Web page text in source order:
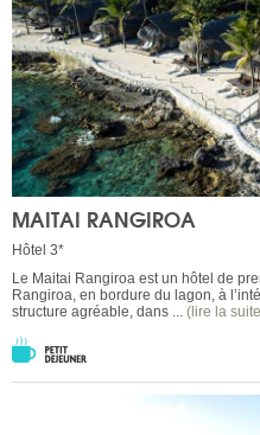
MAITAI RANGIROA
Hôtel 3*
Le Maitai Rangiroa est un hôtel de
Rangiroa, en bordure du lagon, à
structure agréable, dans ... (lire la